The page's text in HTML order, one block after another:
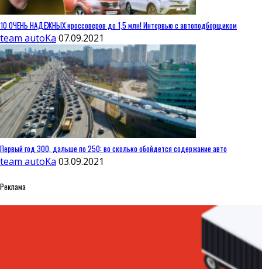
10 ОЧЕНЬ НАДЕЖНЫХ кроссоверов до 1,5 млн! Интервью с автоподборщиком
team autoKa 07.09.2021
Первый год 300, дальше по 250: во сколько обойдется содержание авто
team autoKa 03.09.2021
Реклама